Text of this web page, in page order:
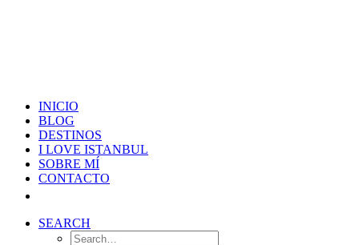
INICIO
BLOG
DESTINOS
I LOVE ISTANBUL
SOBRE MÍ
CONTACTO
SEARCH